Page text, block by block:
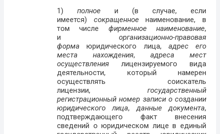
1) полное и (в случае, если
имеется) сокращенноенаименование, в
том числе фирменное наименование,
и организационно-правовая
форма юридического лица, адрес его
места нахождения, адреса мест
осуществления лицензируемого вида
деятельности, который намерен
осуществлять соискатель
лицензии, государственный
регистрационный номер записи о создании
юридического лица,данные документа,
подтверждающего факт внесения
сведений о юридическом лице в единый